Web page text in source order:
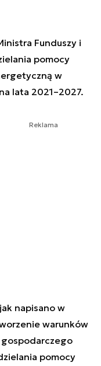
Funduszy i
pomocy
w
lata 2021–2027.
Reklama
napisano w
warunków
gospodarczego
pomocy